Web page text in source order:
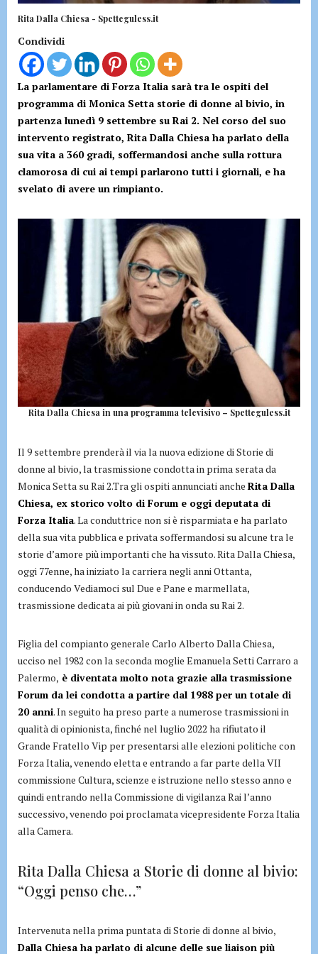
Rita Dalla Chiesa - Spetteguless.it
Condividi
La parlamentare di Forza Italia sarà tra le ospiti del
programma di Monica Setta storie di donne al bivio, in
partenza lunedì 9 settembre su Rai 2. Nel corso del suo
intervento registrato, Rita Dalla Chiesa ha parlato della
sua vita a 360 gradi, soffermandosi anche sulla rottura
clamorosa di cui ai tempi parlarono tutti i giornali, e ha
svelato di avere un rimpianto.
Rita Dalla Chiesa in una programma televisivo – Spetteguless.it
Il 9 settembre prenderà il via la nuova edizione di Storie di
donne al bivio, la trasmissione condotta in prima serata da
Monica Setta su Rai 2.Tra gli ospiti annunciati anche Rita Dalla
Chiesa, ex storico volto di Forum e oggi deputata di
Forza Italia. La conduttrice non si è risparmiata e ha parlato
della sua vita pubblica e privata soffermandosi su alcune tra le
storie d’amore più importanti che ha vissuto. Rita Dalla Chiesa,
oggi 77enne, ha iniziato la carriera negli anni Ottanta,
conducendo Vediamoci sul Due e Pane e marmellata,
trasmissione dedicata ai più giovani in onda su Rai 2.
Figlia del compianto generale Carlo Alberto Dalla Chiesa,
ucciso nel 1982 con la seconda moglie Emanuela Setti Carraro a
Palermo, è diventata molto nota grazie alla trasmissione
Forum da lei condotta a partire dal 1988 per un totale di
20 anni. In seguito ha preso parte a numerose trasmissioni in
qualità di opinionista, finché nel luglio 2022 ha rifiutato il
Grande Fratello Vip per presentarsi alle elezioni politiche con
Forza Italia, venendo eletta e entrando a far parte della VII
commissione Cultura, scienze e istruzione nello stesso anno e
quindi entrando nella Commissione di vigilanza Rai l’anno
successivo, venendo poi proclamata vicepresidente Forza Italia
alla Camera.
Rita Dalla Chiesa a Storie di donne al bivio:
“Oggi penso che…”
Intervenuta nella prima puntata di Storie di donne al bivio,
Dalla Chiesa ha parlato di alcune delle sue liaison più